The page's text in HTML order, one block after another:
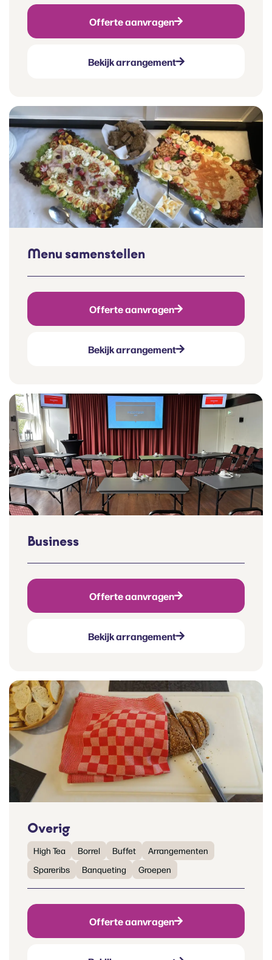
Offerte aanvragen
Bekijk arrangement
Menu samenstellen
Offerte aanvragen
Bekijk arrangement
Business
Offerte aanvragen
Bekijk arrangement
Overig
High Tea Borrel Buffet
Arrangementen
Spareribs
Banqueting Groepen
Offerte aanvragen